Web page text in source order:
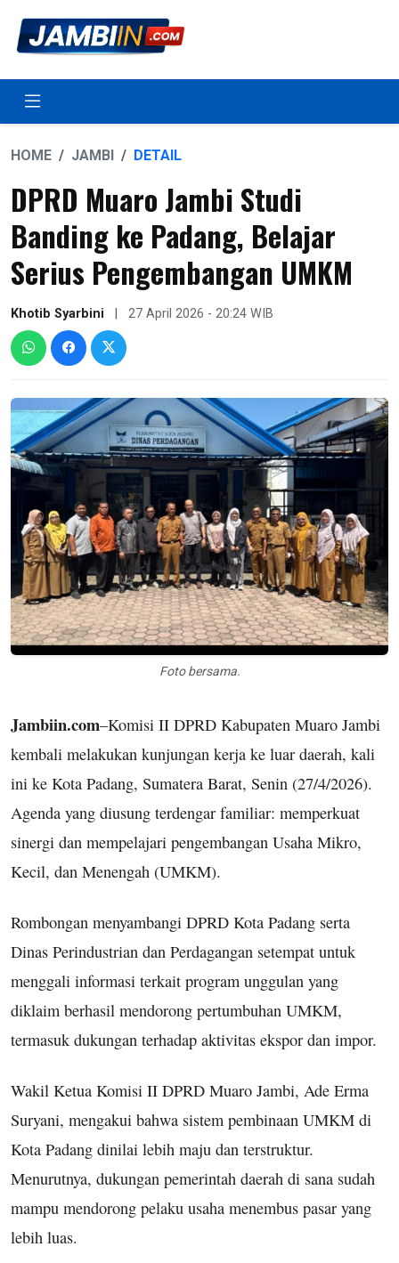
HOME JAMBI DETAIL
DPRD Muaro Jambi Studi
Banding ke Padang, Belajar
Serius Pengembangan UMKM
Khotib Syarbini 27 April 2026 - 20:24 WIB
Foto bersama.
Jambiin.com–Komisi II DPRD Kabupaten Muaro Jambi
kembali melakukan kunjungan kerja ke luar daerah, kali
ini ke Kota Padang, Sumatera Barat, Senin (27/4/2026).
Agenda yang diusung terdengar familiar: memperkuat
sinergi dan mempelajari pengembangan Usaha Mikro,
Kecil, dan Menengah (UMKM).
Rombongan menyambangi DPRD Kota Padang serta
Dinas Perindustrian dan Perdagangan setempat untuk
menggali informasi terkait program unggulan yang
diklaim berhasil mendorong pertumbuhan UMKM,
termasuk dukungan terhadap aktivitas ekspor dan impor.
Wakil Ketua Komisi II DPRD Muaro Jambi, Ade Erma
Suryani, mengakui bahwa sistem pembinaan UMKM di
Kota Padang dinilai lebih maju dan terstruktur.
Menurutnya, dukungan pemerintah daerah di sana sudah
mampu mendorong pelaku usaha menembus pasar yang
lebih luas.